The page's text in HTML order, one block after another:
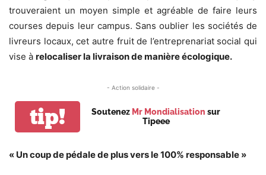
trouveraient un moyen simple et agréable de faire leurs
courses depuis leur campus. Sans oublier les sociétés de
livreurs locaux, cet autre fruit de l’entreprenariat social qui
vise à relocaliser la livraison de manière écologique.
- Action solidaire -
tip! Soutenez Mr Mondialisation sur
Tipeee
« Un coup de pédale de plus vers le 100% responsable »